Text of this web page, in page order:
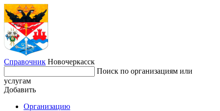
Справочник Новочеркасск
Поиск по организациям или
услугам
Добавить
Организацию